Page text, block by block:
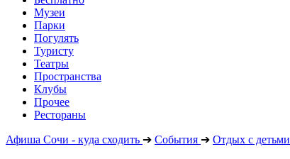
Музеи
Парки
Погулять
Туристу
Театры
Пространства
Клубы
Прочее
Рестораны
Афиша Сочи - куда сходить ➔ События ➔ Отдых с детьми